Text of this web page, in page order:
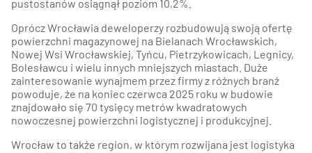
pustostanów osiągnął poziom 10,2%.
Oprócz Wrocławia deweloperzy rozbudowują swoją ofertę
powierzchni magazynowej na Bielanach Wrocławskich,
Nowej Wsi Wrocławskiej, Tyńcu, Pietrzykowicach, Legnicy,
Bolesławcu i wielu innych mniejszych miastach. Duże
zainteresowanie wynajmem przez firmy z różnych branż
powoduje, że na koniec czerwca 2025 roku w budowie
znajdowało się 70 tysięcy metrów kwadratowych
nowoczesnej powierzchni logistycznej i produkcyjnej.
Wrocław to także region, w którym rozwijana jest logistyka